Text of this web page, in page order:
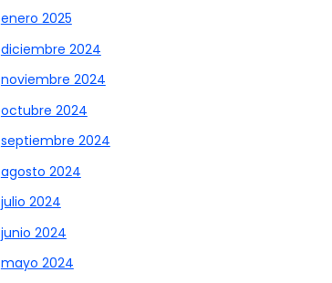
enero 2025
diciembre 2024
noviembre 2024
octubre 2024
septiembre 2024
agosto 2024
julio 2024
junio 2024
mayo 2024